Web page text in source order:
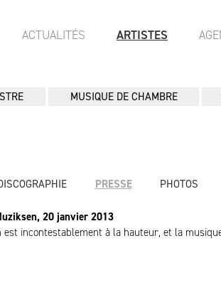
ACTUALITÉS ARTISTES
MUSIQUE DE CHAMBRE
PRESSE PHOTOS
20 janvier 2013
est incontestablement à la hauteur, et la